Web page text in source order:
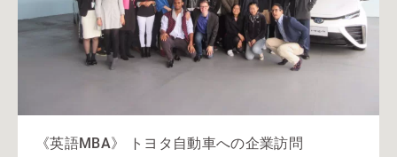
《英語MBA》 トヨタ自動車への企業訪問